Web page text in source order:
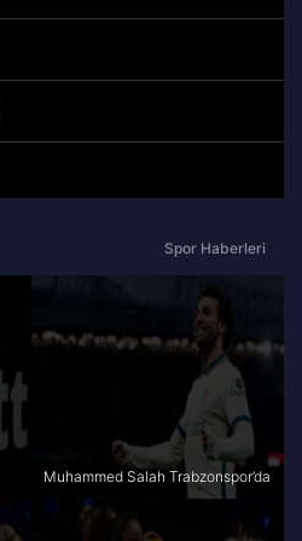
Spor Haberleri
Muhammed Salah Trabzonspor’da